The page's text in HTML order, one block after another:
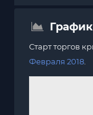
Старт торгов
Февраля 2018